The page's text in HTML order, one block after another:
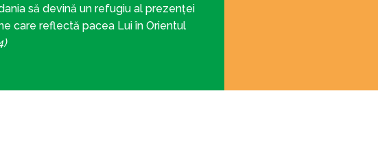
să devină un refugiu al prezenței
care reflectă pacea Lui în Orientul